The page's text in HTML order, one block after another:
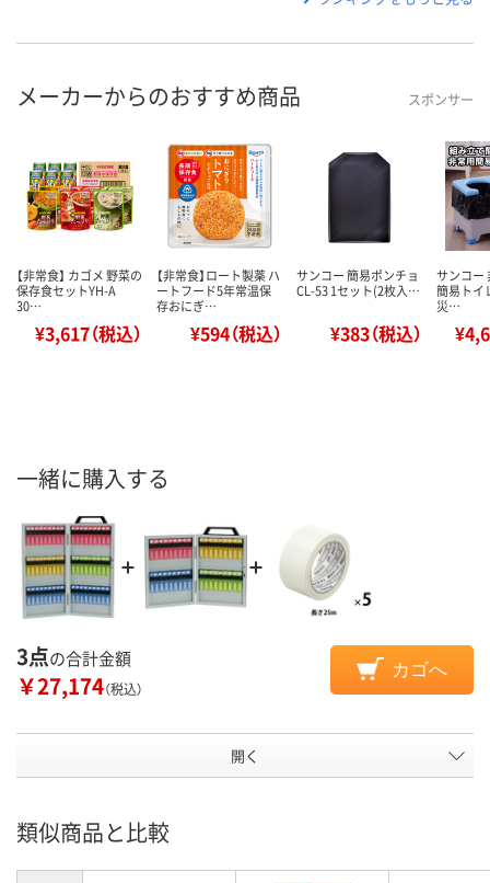
メーカーからのおすすめ商品 スポンサー
【非常食】 カゴメ 野菜の
保存食セットYH-A
30…
¥3,617（税込）
【非常食】ロート製薬 ハ
ートフード5年常温保
存おにぎ…
¥594（税込）
サンコー 簡易ポンチョ
CL-53 1セット(2枚入…
¥383（税込）
サンコー
簡易トイ
災…
一緒に購入する
3点の合計金額
￥27,174（税込）
カゴへ
開く
類似商品と比較